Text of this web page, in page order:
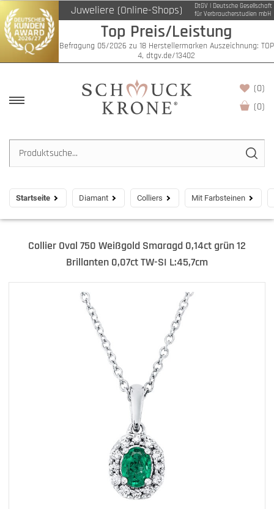
Juweliere (Online-Shops)
DtGV | Deutsche Gesellschaft
für Verbraucherstudien mbH
Top Preis/Leistung
Befragung 05/2026 zu 18 Herstellermarken Auszeichnung: TOP
4, dtgv.de/13402
(0)
(0)
Startseite Diamant Colliers Mit Farbsteinen
Collier Oval 750 Weißgold Smaragd 0,14ct grün 12
Brillanten 0,07ct TW-SI L:45,7cm